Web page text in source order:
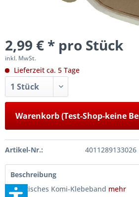
2,99 € * pro Stück
inkl. MwSt.
Lieferzeit ca. 5 Tage
Warenkorb (Test-Shop-keine
Artikel-Nr.: 4011289133026
Beschreibung
Praktisches Komi-Klebeband mehr